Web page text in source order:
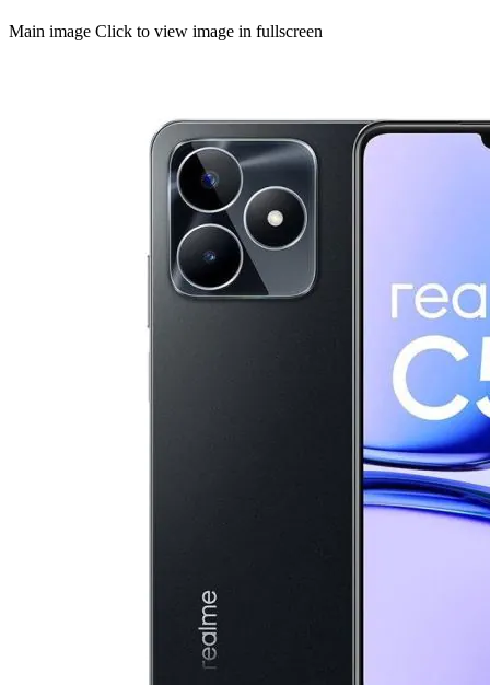
Main image Click to view image in fullscreen